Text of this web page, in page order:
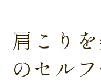
肩こり
のセル